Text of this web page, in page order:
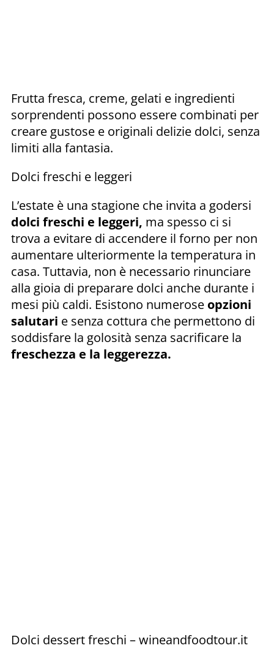
Frutta fresca, creme, gelati e ingredienti
sorprendenti possono essere combinati per
creare gustose e originali delizie dolci, senza
limiti alla fantasia.
Dolci freschi e leggeri
L’estate è una stagione che invita a godersi
dolci freschi e leggeri, ma spesso ci si
trova a evitare di accendere il forno per non
aumentare ulteriormente la temperatura in
casa. Tuttavia, non è necessario rinunciare
alla gioia di preparare dolci anche durante i
mesi più caldi. Esistono numerose opzioni
salutari e senza cottura che permettono di
soddisfare la golosità senza sacrificare la
freschezza e la leggerezza.
Dolci dessert freschi – wineandfoodtour.it